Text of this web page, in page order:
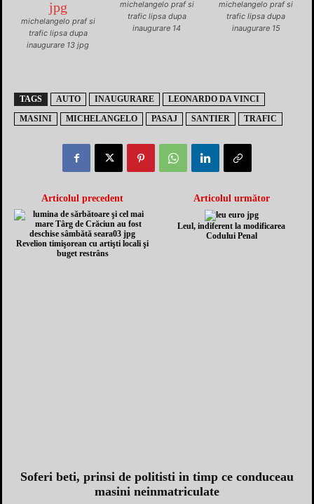
michelangelo praf si
trafic lipsa dupa
inaugurare 13 jpg
michelangelo praf si
trafic lipsa dupa
inaugurare 14
michelangelo praf si
trafic lipsa dupa
inaugurare 15
TAGS AUTO INAUGURARE
LEONARDO DA VINCI
MASINI
MICHELANGELO PASAJ SANTIER TRAFIC
Articolul precedent
Revelion timişorean cu artişti locali şi
buget restrâns
Articolul următor
Leul, indiferent la modificarea
Codului Penal
Soferi beti, prinsi de politisti in timp ce conduceau
masini neinmatriculate